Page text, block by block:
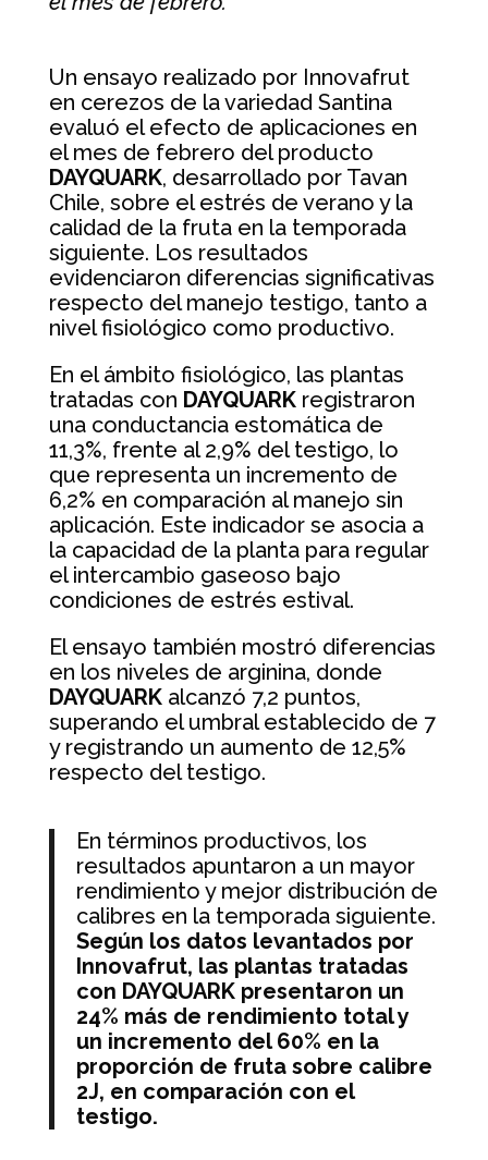
Un ensayo realizado por Innovafrut
en cerezos de la variedad Santina
evaluó el efecto de aplicaciones en
el mes de febrero del producto
DAYQUARK, desarrollado por Tavan
Chile, sobre el estrés de verano y la
calidad de la fruta en la temporada
siguiente. Los resultados
evidenciaron diferencias significativas
respecto del manejo testigo, tanto a
nivel fisiológico como productivo.
En el ámbito fisiológico, las plantas
tratadas con DAYQUARKregistraron
una conductancia estomática de
11,3%, frente al 2,9% del testigo, lo
que representa un incremento de
6,2% en comparación al manejo sin
aplicación. Este indicador se asocia a
la capacidad de la planta para regular
el intercambio gaseoso bajo
condiciones de estrés estival.
El ensayo también mostró diferencias
en los niveles de arginina, donde
DAYQUARKalcanzó 7,2 puntos,
superando el umbral establecido de 7
y registrando un aumento de 12,5%
respecto del testigo.
En términos productivos, los
resultados apuntaron a un mayor
rendimiento y mejor distribución de
calibres en la temporada siguiente.
Según los datos levantados por
Innovafrut, las plantas tratadas
con DAYQUARK presentaron un
24% más de rendimiento total y
un incremento del 60% en la
proporción de fruta sobre calibre
2J, en comparación con el
testigo.